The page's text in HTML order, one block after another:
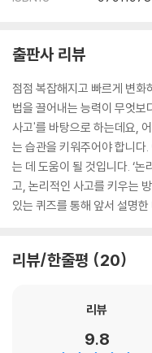
출판사 리뷰
점점 복잡해지고 빠르게 변
법을 끌어내는 능력이 무엇
사고'를 바탕으로 하는데요,
는 습관을 키워주어야 합니다
는 데 도움이 될 것입니다. ‘
고, 논리적인 사고를 키우는
있는 퀴즈를 통해 앞서 설명
리뷰/한줄평 20
리뷰
9.8